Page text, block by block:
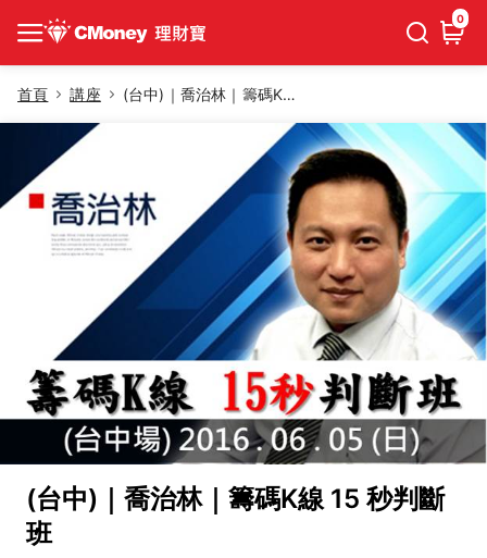
0
首頁 講座 (台中)｜喬治林｜籌碼K線 15 秒判斷班
(台中)｜喬治林｜籌碼K線 15 秒判斷
班